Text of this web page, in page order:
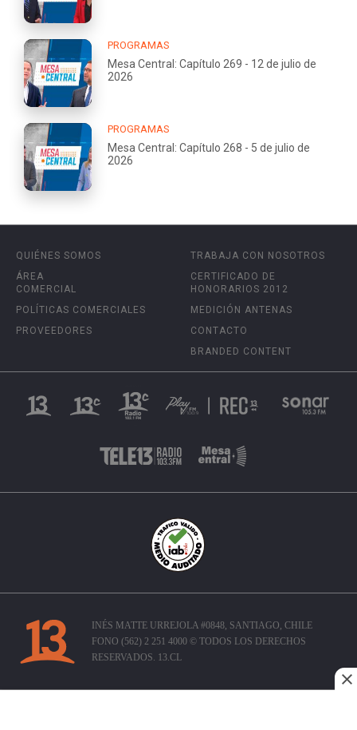
PROGRAMAS
Mesa Central: Capítulo 269 - 12 de julio de
2026
PROGRAMAS
Mesa Central: Capítulo 268 - 5 de julio de
2026
QUIÉNES SOMOS
ÁREA
COMERCIAL
POLÍTICAS COMERCIALES
PROVEEDORES
TRABAJA CON NOSOTROS
CERTIFICADO DE
HONORARIOS 2012
MEDICIÓN ANTENAS
CONTACTO
BRANDED CONTENT
INÉS MATTE URREJOLA #0848, SANTIAGO, CHILE
FONO (562) 2 251 4000 © TODOS LOS DERECHOS
RESERVADOS. 13.CL